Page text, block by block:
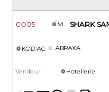
0005 M. SHARK
KODIAC ABRAXA
Hotellerie